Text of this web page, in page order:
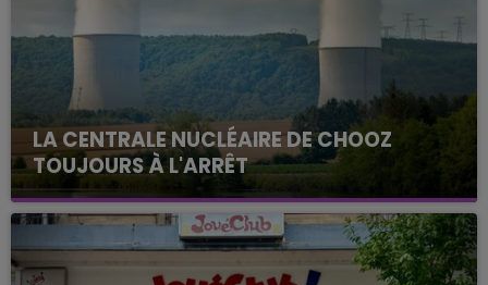
LA CENTRALE NUCLÉAIRE DE CHOOZ
TOUJOURS À L'ARRÊT
Cela fait déjà une semaine que la centrale
nucléaire ardennaise est à l'arrêt. Une situation
justifiée par la sécheresse intense qui est toujours
présente.